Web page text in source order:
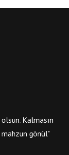
Kalmasın
gönül”